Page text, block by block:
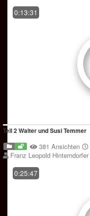
0:13:31
Teil 2 Walter und Susi Temmer
381 Ansichten
Franz Leopold Hinterndorfer
0:25:47